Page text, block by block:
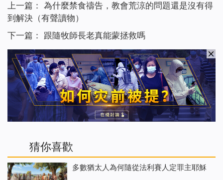
上一篇： 為什麼禁食禱告，教會荒涼的問題還是沒有得
到解決（有聲讀物）
下一篇：
跟隨牧師長老真能蒙拯救嗎
猜你喜歡
多數猶太人為何隨從法利賽人定罪主耶穌